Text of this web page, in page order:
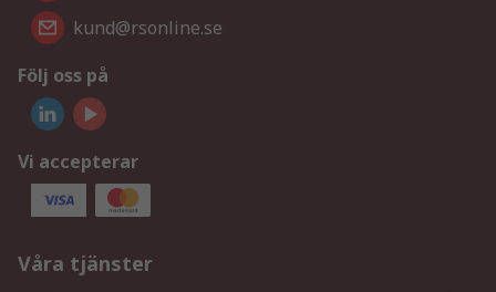
kund@rsonline.se
Följ oss på
Vi accepterar
Våra tjänster